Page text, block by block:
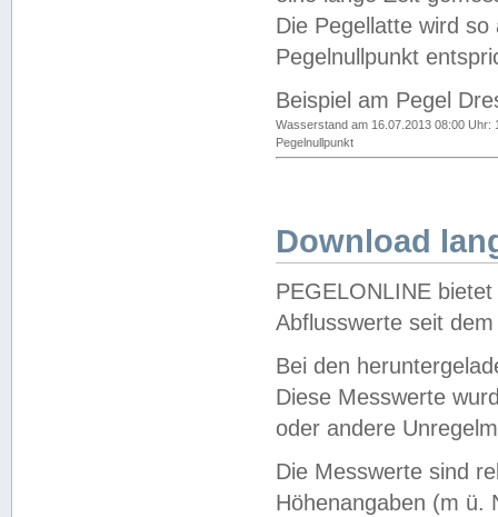
Die Pegellatte wird
Pegelnullpunkt
Beispiel am Pegel
Wasserstand am 16.07.2013 08:00 Uhr:
Pegelnullpunkt
Download
PEGELONLINE
Abflusswerte seit
Bei den
Diese Messwerte
oder andere
Die Messwerte sind
Höhenangaben (m ü.